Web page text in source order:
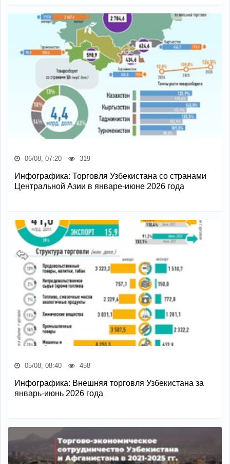
06/08, 07:20 319
Инфографика: Торговля Узбекистана со странами
Центральной Азии в январе-июне 2026 года
05/08, 08:40 458
Инфографика: Внешняя торговля Узбекистана за
январь-июнь 2026 года